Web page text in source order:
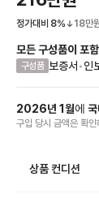
정가대비 8% 18만
모든 구성품이 포
구성품 보증서 •인
2026년 1 월에
구입 당시 금액은 확
상품 컨디션